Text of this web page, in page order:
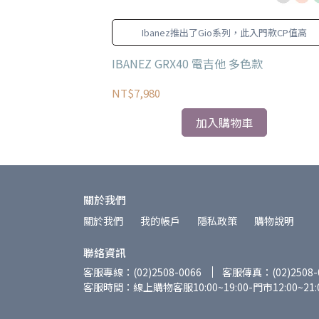
Ibanez推出了Gio系列，此入門款CP值高
IBANEZ GRX40 電吉他 多色款
NT$7,980
加入購物車
關於我們
關於我們 我的帳戶 隱私政策 購物說明
聯絡資訊
客服專線：(02)2508-0066
客服傳真：
客服時間：線上購物客服10:00~19:00-門市